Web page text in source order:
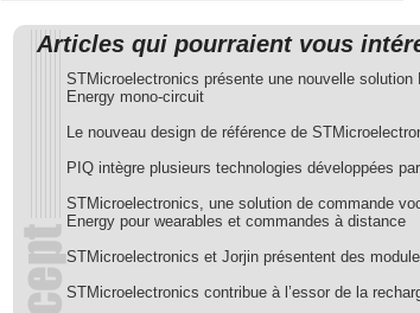
Articles qui pourraient vous
STMicroelectronics présente une nouvelle
Energy mono-circuit
Le nouveau design de référence de
PIQ intègre plusieurs technologies développées
STMicroelectronics, une solution de commande
Energy pour wearables et commandes à distance
STMicroelectronics et Jorjin présentent des
STMicroelectronics contribue à l’essor de la